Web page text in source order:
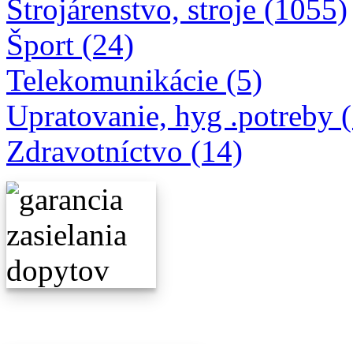
Strojárenstvo, stroje (1055)
Šport (24)
Telekomunikácie (5)
Upratovanie, hyg .potreby
Zdravotníctvo (14)